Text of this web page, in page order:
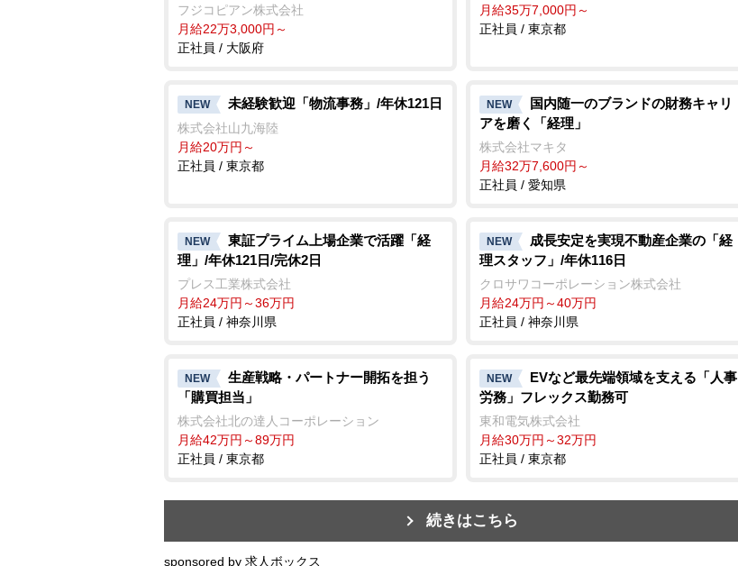
フジコピアン株式会社
月給22万3,000円～
正社員 / 大阪府
月給35万7,000円～
正社員 / 東京都
NEW 未経験歓迎「物流事務」/年休121日
株式会社山九海陸
月給20万円～
正社員 / 東京都
NEW
国内随一のブランドの財務キャリ
アを磨く「経理」
株式会社マキタ
月給32万7,600円～
正社員 / 愛知県
NEW
東証プライム上場企業で活躍「経
理」/年休121日/完休2日
プレス工業株式会社
月給24万円～36万円
正社員 / 神奈川県
NEW
成長安定を実現不動産企業の「経
理スタッフ」/年休116日
クロサワコーポレーション株式会社
月給24万円～40万円
正社員 / 神奈川県
NEW
生産戦略・パートナー開拓を担う
「購買担当」
株式会社北の達人コーポレーション
月給42万円～89万円
正社員 / 東京都
NEW
EVなど最先端領域を支える「人事
労務」フレックス勤務可
東和電気株式会社
月給30万円～32万円
正社員 / 東京都
続きはこちら
sponsored by 求人ボックス